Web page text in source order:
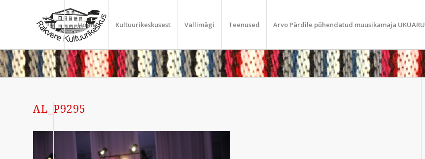
Home Kultuurikeskusest Vallimägi Teenused Arvo Pärdile pühendatud muusikamaja UKUARU
AL_P9295